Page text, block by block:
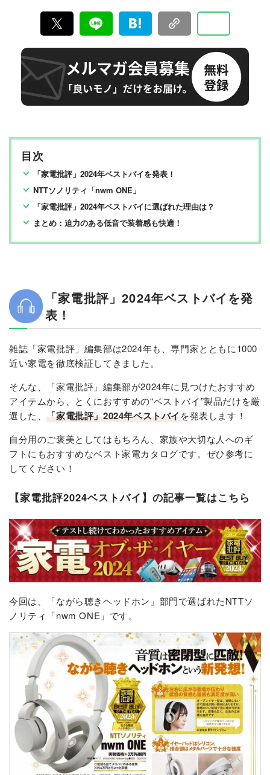
目次
「家電批評」2024年ベストバイを発表！
NTTソノリティ「nwm ONE」
「家電批評」2024年ベストバイに選ばれた理由は？
まとめ：迫力のある低音で装着感も快適！
「家電批評」2024年ベストバイを発
表！
雑誌「家電批評」編集部は2024年も、専門家とともに1000
近い家電を徹底検証してきました。
そんな、「家電批評」編集部が2024年に見つけたおすすめ
アイテムから、とくにおすすめの“ベストバイ”製品だけを厳
選した、「家電批評」2024年ベストバイを発表します！
自分用のご褒美としてはもちろん、家族や大切な人へのギ
フトにもおすすめなベスト家電カタログです。ぜひ参考に
してください！
【家電批評2024ベストバイ】の記事一覧はこちら
今回は、「ながら聴きヘッドホン」部門で選ばれたNTTソ
ノリティ「nwm ONE」です。